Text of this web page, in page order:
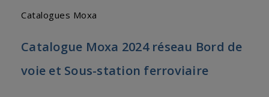
Catalogues Moxa
Catalogue Moxa 2024 réseau Bord de
voie et Sous-station ferroviaire